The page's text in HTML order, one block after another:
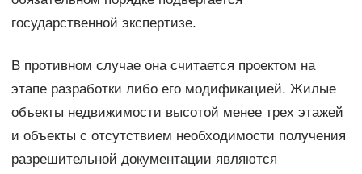
государственной экспертизе.
В противном случае она считается проектом на
этапе разработки либо его модификацией. Жилые
объекты недвижимости высотой менее трех этажей
и объекты с отсутствием необходимости получения
разрешительной документации являются